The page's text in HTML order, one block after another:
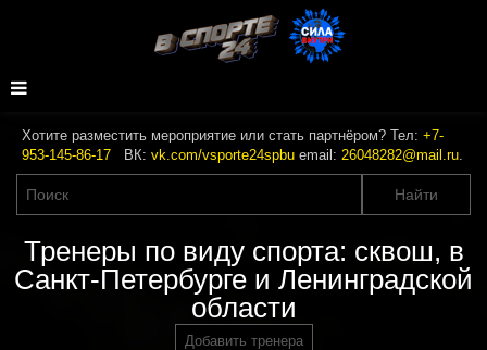
Хотите разместить мероприятие или стать партнёром? Тел: +7-
953-145-86-17 ВК: vk.com/vsporte24spbu email: 26048282@mail.ru.
Тренеры по виду спорта: сквош, в
Санкт-Петербурге и Ленинградской
области
Добавить тренера